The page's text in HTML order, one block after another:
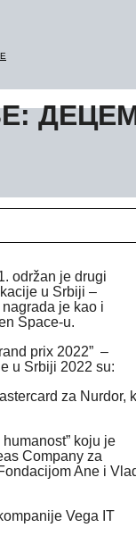
održan je drugi
u Srbiji –
je kao i
Space-u.
prix 2022” –
u Srbiji 2022 su:
za Nurdor,
koju je
Company za
Ane i
Vega IT